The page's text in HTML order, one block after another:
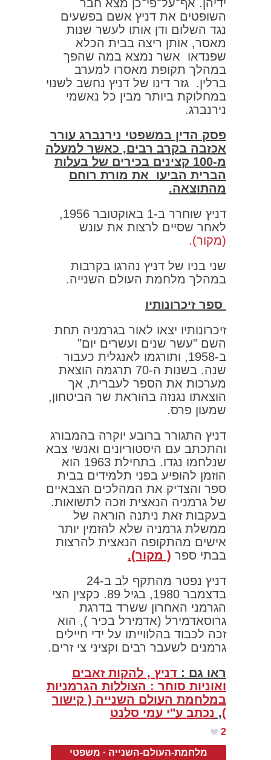
ידיהן. אף־על־פי־כן מצא חבר
השופטים את דניץ אשם בפשעים
נגד השלום ודן אותו לעשר שנות
מאסר, אותן ריצה בבית הכלא
שפנדאו אשר נמצא במה שהפך
במהלך תקופת מאסרו למערב
ברלין. גזר דינו של דניץ נחשב לשנוי
במחלוקת ביותר מבין כל נאשמי
נירנברג.
פסק הדין במשפטי נירנברג עורר
אכזבה בקרב רבים, כאשר למעלה
מ-100 קצינים בכירים של בעלות
הברית הביעו את מורת רוחם
מהתוצאה.
דניץ שוחרר ב-1 באוקטובר 1956,
לאחר שסיים לרצות את עונש
(מקור).
שני בניו של דניץ נהרגו בקרבות
במהלך מלחמת העולם השנייה.
ספר זיכרונותיו
זיכרונותיו יצאו לאור בגרמניה תחת
השם "עשר שנים ועשרים יום"
ב-1958, ותורגמו לאנגלית כעבור
שנה. בשנות ה-70 תרגמה הוצאת
מערכות את הספר לעברית, אך
הוצאתו נגנזה בהוראת שר הביטחון,
שמעון פרס.
דניץ התגורר ברובע יוקרה בהמבורג
והתכתב עם היסטוריונים ואנשי צבא
שנלחמו נגדו. בתחילת 1963 הוא
הוזמן להופיע בפני תלמידים בבית
ספר והצדיק את המהלכים הצבאיים
של גרמניה הנאצית וזכה לתשואות.
בעקבות זאת ניתנה הוראה של
ממשלת גרמניה שלא להזמין יותר
אישים מהתקופה הנאצית להרצות
בבתי ספר ( מקור).
דניץ נפטר מהתקף לב ב-24
בדצמבר 1980, בגיל 89. כקצין הצי
הגרמני האחרון ששרד בדרגת
גרוסאדמירל (אדמירל בכיר ), הוא
זכה לכבוד בהלווייתו על ידי חיילים
גרמנים לשעבר רבים וקציני צי זרים.
ראו גם : דניץ , להקות זאבים
ואוניות סוחר : הצוללות הגרמניות
במלחמת העולם השנייה ( קישור
)
, נכתב ע"י עמי סלנט
2
מלחמת-העולם-השנייה · משפטי